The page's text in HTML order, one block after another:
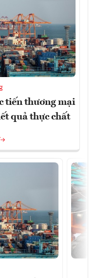
tiến thương mại
quả thực chất